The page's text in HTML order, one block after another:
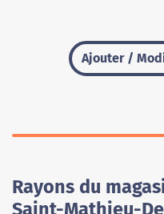
Ajouter /
Rayons du
Saint-Mathieu-